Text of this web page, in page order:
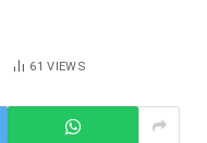
61VIEWS